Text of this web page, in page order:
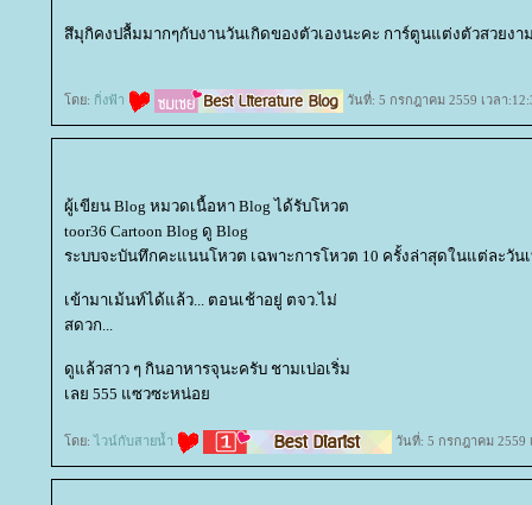
สึมุกิคงปลื้มมากๆกับงานวันเกิดของตัวเองนะคะ การ์ตูนแต่งตัวสวยง
ดย: กิ่งฟ้า วันที่: 5 กรกฎาคม 2559 เวลา
ผู้เขียน Blog หมวดเนื้อหา Blog ได้รับโหวต
toor36 Cartoon Blog ดู Blog
ระบบจะบันทึกคะแนนโหวต เฉพาะการโหวต 10 ครั้งล่าสุดในแต่ละวัน
เข้ามาเม้นท์ได้แล้ว... ตอนเช้าอยู่ ตจว.ไม่
สดวก...
ดูแล้วสาว ๆ กินอาหารจุนะครับ ชามเบ่อเริ่ม
เลย 555 แซวซะหน่อ
ดย:ไวน์กับสายน้ำ วันที่: 5 กรกฎาคม 2559